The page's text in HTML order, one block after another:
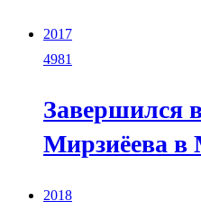
2017
4981
Завершился
Мирзиёева в
2018